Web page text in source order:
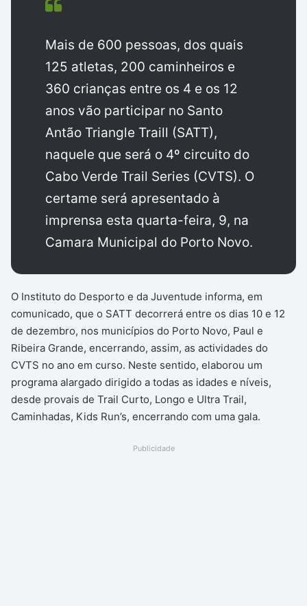
Mais de 600 pessoas, dos quais
125 atletas, 200 caminheiros e
360 crianças entre os 4 e os 12
anos vão participar no Santo
Antão Triangle Traill (SATT),
naquele que será o 4º circuito do
Cabo Verde Trail Series (CVTS). O
certame será apresentado à
imprensa esta quarta-feira, 9, na
Camara Municipal do Porto Novo.
O Instituto do Desporto e da Juventude informa, em
comunicado, que o SATT decorrerá entre os dias 10 e 12
de dezembro, nos municípios do Porto Novo, Paul e
Ribeira Grande, encerrando, assim, as actividades do
CVTS no ano em curso. Neste sentido, elaborou um
programa alargado dirigido a todas as idades e níveis,
desde provais de Trail Curto, Longo e Ultra Trail,
Caminhadas, Kids Run’s, encerrando com uma gala.
Publicidade